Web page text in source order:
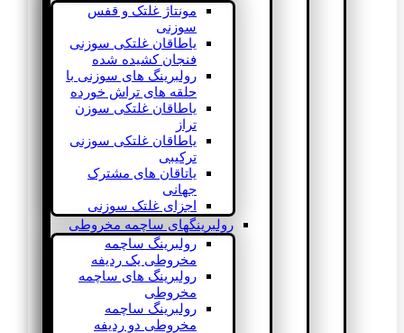
مونتاژ غلتک و قفس
سوزنی
یاطاقان غلتکی سوزنی
فنجان کشیده شده
رولبرینگ های سوزنی با
حلقه های تراش خورده
یاطاقان غلتکی سوزن
تراز
یاطاقان غلتکی سوزنی
ترکیبی
یاتاقان های مشترک
جهانی
اجزای غلتک سوزنی
رولبرینگهای ساچمه مخروطی
رولبرینگ ساچمه
مخروطی یک ردیفه
رولبرینگ های ساچمه
مخروطی
رولبرینگ ساچمه
مخروطی دو ردیفه